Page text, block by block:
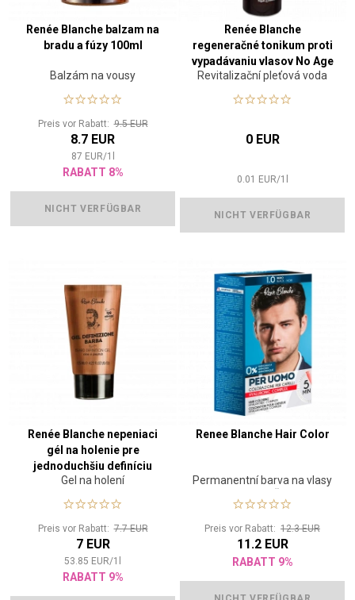
Renée Blanche balzam na
bradu a fúzy 100ml
Balzám na vousy
Preis vor Rabatt:9.5 EUR
8.7 EUR
87 EUR/1
RABATT 8%
NICHT VERFÜGBAR
Renée Blanche
regeneračné tonikum proti
vypadávaniu vlasov No Age
150 ml
Revitalizační pleťová voda
0 EUR
0.01 EUR/1
NICHT VERFÜGBAR
Renée Blanche nepeniaci
gél na holenie pre
jednoduchšiu definíciu
brady 125 ml
Gel na holení
Preis vor Rabatt:7.7 EUR
7 EUR
53.85 EUR/1
RABATT 9%
Renee Blanche Hair Color
Permanentní barva na vlasy
pro muže
Preis vor Rabatt: 12.3 EUR
11.2 EUR
RABATT 9%